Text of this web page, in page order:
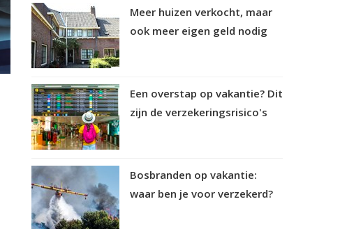
Meer huizen verkocht, maar
ook meer eigen geld nodig
Een overstap op vakantie? Dit
zijn de verzekeringsrisico's
Bosbranden op vakantie:
waar ben je voor verzekerd?